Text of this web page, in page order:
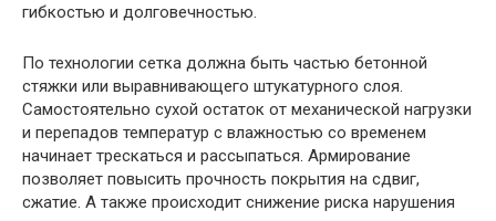
гибкостью и долговечностью.
По технологии сетка должна быть частью бетонной
стяжки или выравнивающего штукатурного слоя.
Самостоятельно сухой остаток от механической нагрузки
и перепадов температур с влажностью со временем
начинает трескаться и рассыпаться. Армирование
позволяет повысить прочность покрытия на сдвиг,
сжатие. А также происходит снижение риска нарушения